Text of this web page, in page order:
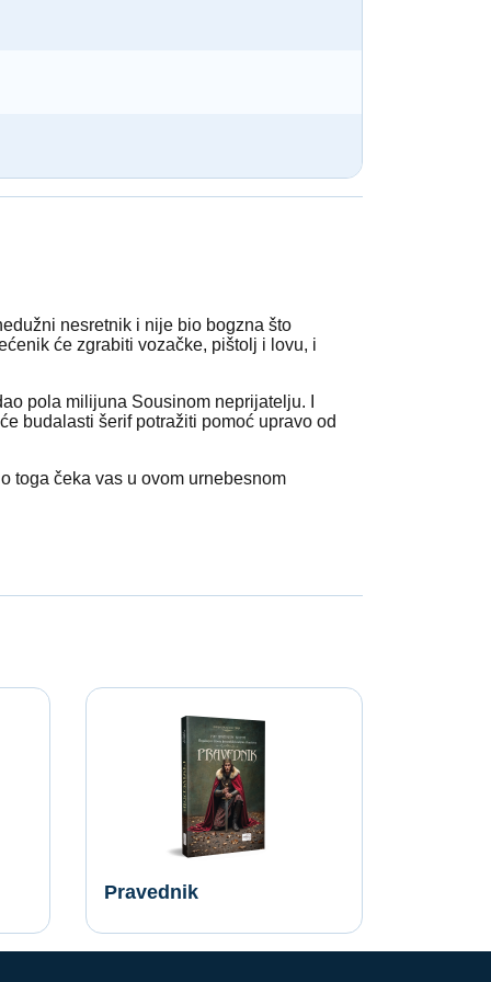
nesretnik i nije bio bogzna što
će zgrabiti vozačke, pištolj i lovu, i
pola milijuna Sousinom neprijatelju. I
budalasti šerif potražiti pomoć upravo od
toga čeka vas u ovom urnebesnom
Pravednik